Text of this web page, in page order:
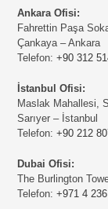
Ankara Ofisi:
Fahrettin Paşa
Çankaya – Ankara
Telefon:+90 312
İstanbul Ofisi:
Maslak Mahallesi,
Sarıyer – İstanbul
Telefon:+90 212
Dubai Ofisi:
The Burlington
Telefon:+971 4